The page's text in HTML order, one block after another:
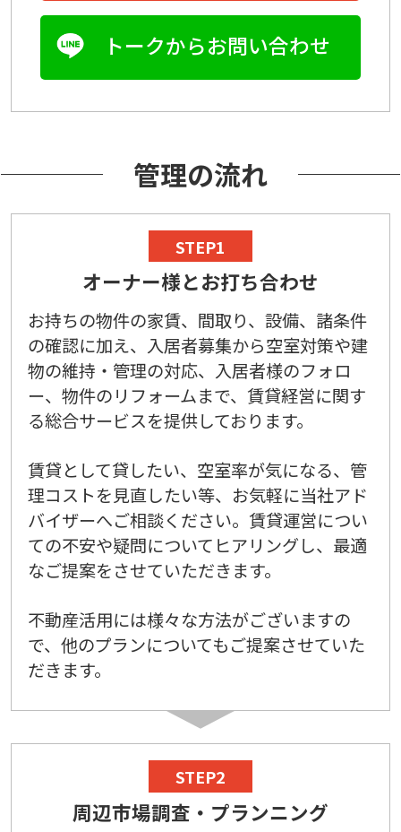
トークからお問い合わせ
管理の流れ
STEP1
オーナー様とお打ち合わせ
お持ちの物件の家賃、間取り、設備、諸条件
の確認に加え、入居者募集から空室対策や建
物の維持・管理の対応、入居者様のフォロ
ー、物件のリフォームまで、賃貸経営に関す
る総合サービスを提供しております。
賃貸として貸したい、空室率が気になる、管
理コストを見直したい等、お気軽に当社アド
バイザーへご相談ください。賃貸運営につい
ての不安や疑問についてヒアリングし、最適
なご提案をさせていただきます。
不動産活用には様々な方法がございますの
で、他のプランについてもご提案させていた
だきます。
STEP2
周辺市場調査・プランニング